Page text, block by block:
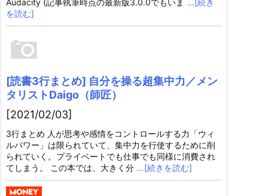
を読む]
[読書3行まとめ] 自分を操る超集中力／メン
タリストDaigo（師匠）
[2021/02/03]
3行まとめ 人が思考や感情をコントロールする力「ウィ
ルパワー」は限られていて、集中力を行使するために削
られていく。プライベートでも仕事でも同様に消費され
てしまう。 この本では、大きく分 …[続きを読む]